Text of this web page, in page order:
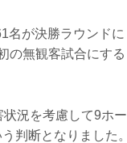
名が決勝ラウンドに
の無観客試合にする
況を考慮して9ホー
判断となりました。